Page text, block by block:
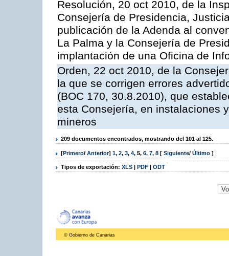
Resolución, 20 oct 2010, de la
Consejería de Presidencia,
publicación de la Adenda al
La Palma y la Consejería de
implantación de una Oficina de
Orden, 22 oct 2010, de la
la que se corrigen errores
(BOC 170, 30.8.2010), que
esta Consejería, en instalaciones
mineros
209 documentos encontrados, mostrando del 101 al 125.
[Primero/ Anterior] 1, 2, 3, 4, 5, 6, 7, 8 [ Siguiente/ Último ]
Tipos de exportación: XLS | PDF | ODT
© Gobierno de Canarias